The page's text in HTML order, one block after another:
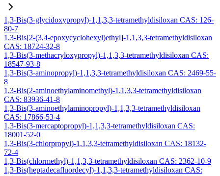
1,3-Bis(3-glycidoxypropyl)-1,1,3,3-tetramethyldisiloxan CAS: 126-
80-7
1,3-Bis[2-(3,4-epoxycyclohexyl)ethyl]-1,1,3,3-tetramethyldisiloxan
CAS: 18724-32-8
1,3-Bis(3-methacryloxypropyl)-1,1,3,3-tetramethyldisiloxan CAS:
18547-93-8
1,3-Bis(3-aminopropyl)-1,1,3,3-tetramethyldisiloxan CAS: 2469-55-
8
1,3-Bis(2-aminoethylaminomethyl)-1,1,3,3-tetramethyldisiloxan
CAS: 83936-41-8
1,3-Bis(3-aminoethylaminopropyl)-1,1,3,3-tetramethyldisiloxan
CAS: 17866-53-4
1,3-Bis(3-mercaptopropyl)-1,1,3,3-tetramethyldisiloxan CAS:
18001-52-0
1,3-Bis(3-chlorpropyl)-1,1,3,3-tetramethyldisiloxan CAS: 18132-
72-4
1,3-Bis(chlormethyl)-1,1,3,3-tetramethyldisiloxan CAS: 2362-10-9
1,3-Bis(heptadecafluordecyl)-1,1,3,3-tetramethyldisiloxan CAS: